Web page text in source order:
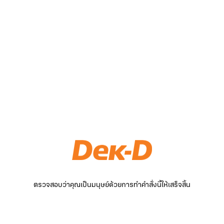
ตรวจสอบว่าคุณเป็นมนุษย์ด้วยการทำคำสั่งนี้ให้เสร็จสิ้น